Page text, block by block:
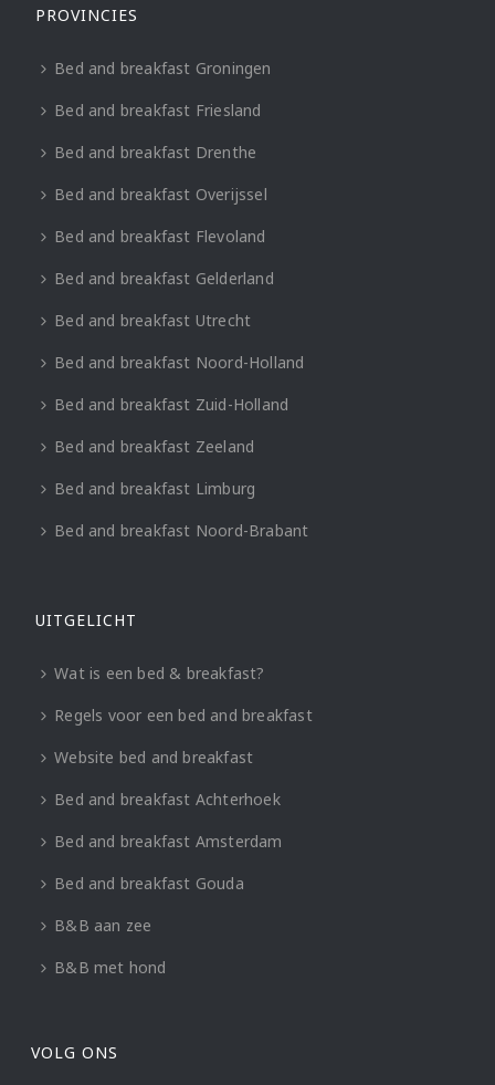
PROVINCIES
Bed and breakfast Groningen
Bed and breakfast Friesland
Bed and breakfast Drenthe
Bed and breakfast Overijssel
Bed and breakfast Flevoland
Bed and breakfast Gelderland
Bed and breakfast Utrecht
Bed and breakfast Noord-Holland
Bed and breakfast Zuid-Holland
Bed and breakfast Zeeland
Bed and breakfast Limburg
Bed and breakfast Noord-Brabant
UITGELICHT
Wat is een bed & breakfast?
Regels voor een bed and breakfast
Website bed and breakfast
Bed and breakfast Achterhoek
Bed and breakfast Amsterdam
Bed and breakfast Gouda
B&B aan zee
B&B met hond
VOLG ONS